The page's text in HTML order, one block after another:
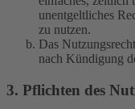
unentgeltliches
zu nutzen.
Das
nach Kündigung
3. Pflichten des